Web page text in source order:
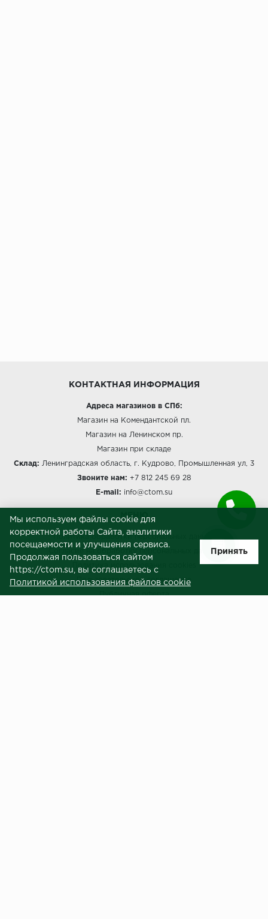
КОНТАКТНАЯ ИНФОРМАЦИЯ
Адреса магазинов в СПб:
Магазин на Комендантской пл.
Магазин на Ленинском пр.
Магазин при складе
Склад: Ленинградская область, г. Кудрово, Промышленная ул, 3
Звоните нам: +7 812 245 69 28
E-mail: info@ctom.su
МЕНЮ
Политика обработки персональных данных
Согласие на обработку персональных данных
Пользовательское соглашение
Публичная оферта
Мы используем файлы cookie для
корректной работы Сайта, аналитики
посещаемости и улучшения сервиса.
Продолжая пользоваться сайтом
https://ctom.su, вы соглашаетесь с
Политикой использования файлов cookie
Принять